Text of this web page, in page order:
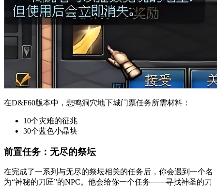
在D&F60版本中，悲鸣洞穴地下城门票任务所需材料：
10个灾难的征兆
30个蓝色小晶块
前置任务：无尽的祭坛
在完成了一系列与无尽的祭坛相关的任务后，你会遇到一个名
为“神秘的刀匠”的NPC。他会给你一个任务——寻找神圣的刀